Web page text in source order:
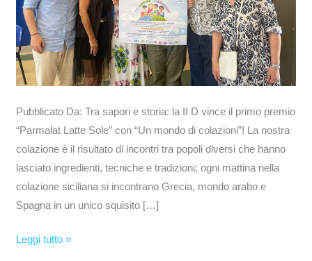
Pubblicato Da: Tra sapori e storia: la II D vince il primo premio
“Parmalat Latte Sole” con “Un mondo di colazioni”! La nostra
colazione è il risultato di incontri tra popoli diversi che hanno
lasciato ingredienti, tecniche e tradizioni; ogni mattina nella
colazione siciliana si incontrano Grecia, mondo arabo e
Spagna in un unico squisito […]
con
“Un
mondo
di
colazioni”!
Leggi tutto »